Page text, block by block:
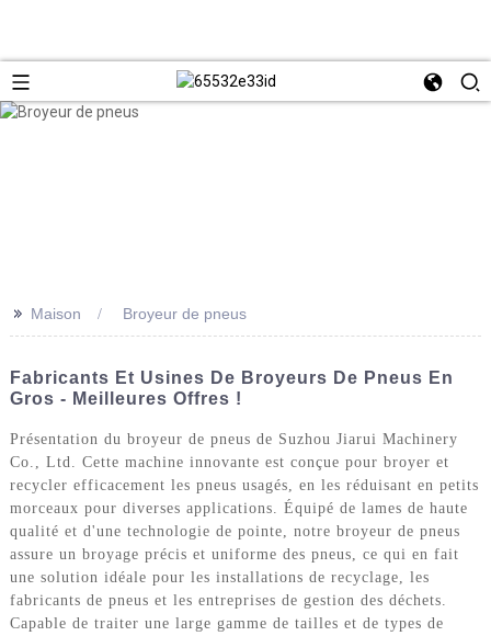
>> Maison Broyeur de pneus
Fabricants Et Usines De Broyeurs De Pneus En
Gros - Meilleures Offres !
Présentation du broyeur de pneus de Suzhou Jiarui Machinery
Co., Ltd. Cette machine innovante est conçue pour broyer et
recycler efficacement les pneus usagés, en les réduisant en petits
morceaux pour diverses applications. Équipé de lames de haute
qualité et d'une technologie de pointe, notre broyeur de pneus
assure un broyage précis et uniforme des pneus, ce qui en fait
une solution idéale pour les installations de recyclage, les
fabricants de pneus et les entreprises de gestion des déchets.
Capable de traiter une large gamme de tailles et de types de